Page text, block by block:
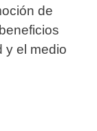
de
y el medio